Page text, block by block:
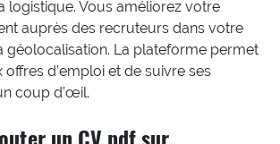
logistique. Vous améliorez votre
auprès des recruteurs dans votre
géolocalisation. La plateforme permet
d’emploi et de suivre ses
coup d’œil.
un CV pdf sur